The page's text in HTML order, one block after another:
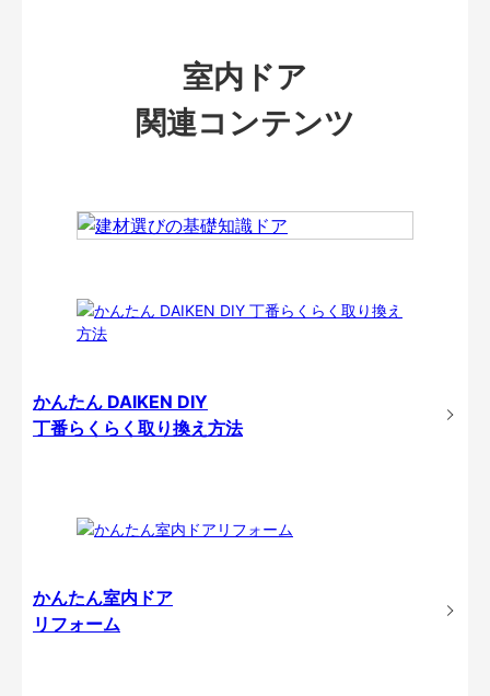
室内ドア
関連コンテンツ
かんたん DAIKEN DIY
丁番らくらく取り換え方法
かんたん室内ドア
リフォーム